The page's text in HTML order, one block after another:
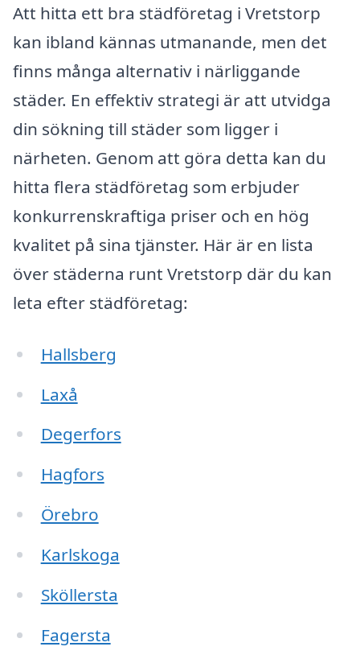
Att hitta ett bra städföretag i Vretstorp
kan ibland kännas utmanande, men det
finns många alternativ i närliggande
städer. En effektiv strategi är att utvidga
din sökning till städer som ligger i
närheten. Genom att göra detta kan du
hitta flera städföretag som erbjuder
konkurrenskraftiga priser och en hög
kvalitet på sina tjänster. Här är en lista
över städerna runt Vretstorp där du kan
leta efter städföretag:
Hallsberg
Laxå
Degerfors
Hagfors
Örebro
Karlskoga
Sköllersta
Fagersta